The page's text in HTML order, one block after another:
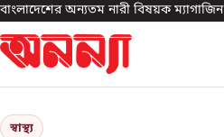
বাংলাদেশের অন্যতম নারী বিষয়ক ম্যাগাজিন
স্বাস্থ্য